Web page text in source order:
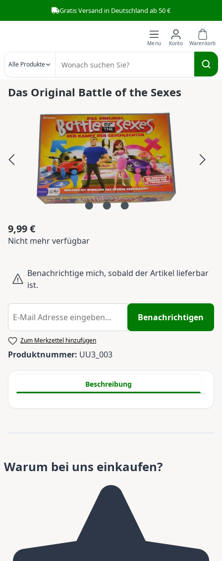
Zum Hauptinhalt springenGratis Versand in Deutschland ab 50 €
Alle Produkte
Das Original Battle of the Sexes
Regulärer Preis:
9,99 €
Nicht mehr verfügbar
Benachrichtige mich, sobald der Artikel lieferbar
ist.
Benachrichtigen
Zum Merkzettel hinzufügen
Produktnummer: UU3_003
Beschreibung
Warum bei uns einkaufen?